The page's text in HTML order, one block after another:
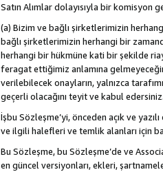
Satın Alımlar dolayısıyla bir komisyon
(a) Bizim ve bağlı şirketlerimizin
bağlı şirketlerimizin herhangi bir
herhangi bir hükmüne kati bir şekilde
feragat ettiğimiz anlamına
verilebilecek onayların, yalnızca
geçerli olacağını teyit ve kabul edersiniz.
İşbu Sözleşme’yi, önceden açık ve
ve ilgili halefleri ve temlik alanları için
Bu Sözleşme, bu Sözleşme’de ve
en güncel versiyonları, ekleri,